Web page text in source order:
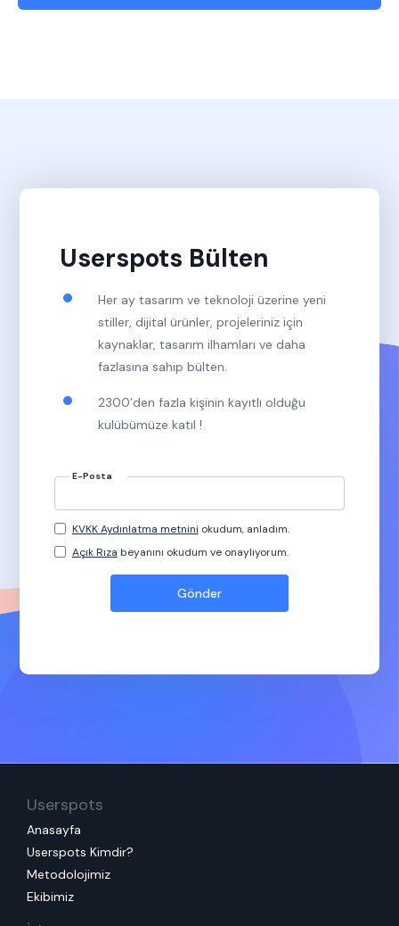
Userspots Bülten
Her ay tasarım ve teknoloji üzerine yeni
stiller, dijital ürünler, projeleriniz için
kaynaklar, tasarım ilhamları ve daha
fazlasına sahip bülten.
2300’den fazla kişinin kayıtlı olduğu
kulübümüze katıl !
E-Posta
KVKK Aydınlatma metnini okudum, anladım.
Açık Rıza beyanını okudum ve onaylıyorum.
Userspots
Anasayfa
Userspots Kimdir?
Metodolojimiz
Ekibimiz